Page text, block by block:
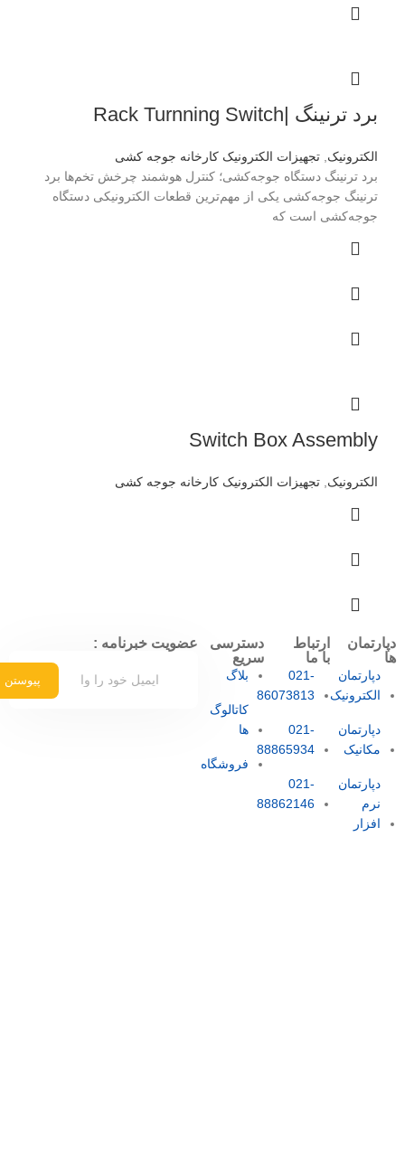
برد ترنینگ |Rack Turnning Switch
الکترونیک تجهیزات الکترونیک کارخانه جوجه کشی
برد ترنینگ دستگاه جوجه‌کشی؛ کنترل هوشمند چرخش تخم‌ها برد
ترنینگ جوجه‌کشی یکی از مهم‌ترین قطعات الکترونیکی دستگاه
جوجه‌کشی است که
Switch Box Assembly
الکترونیک تجهیزات الکترونیک کارخانه جوجه کشی
دپارتمان
ها
دپارتمان
الکترونیک
دپارتمان
مکانیک
دپارتمان
نرم
افزار
ارتباط
با ما
021-
86073813
021-
88865934
021-
88862146
دسترسی
سریع
بلاگ
کاتالوگ
ها
فروشگاه
عضویت خبرنامه :
پیوستن